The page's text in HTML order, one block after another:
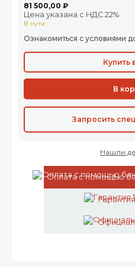
81 500,00 ₽
Цена указана с НДС 22%
В пути
Ознакомиться с условиями
Купить
В
Запросить
Нашли
Оплата с помощью